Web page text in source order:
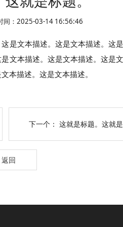
间：2025-03-14 16:56:46
文本描述。这是文本描述。这
本描述。这是文本描述。这是
本描述。这是文本描述。
下一个： 这就是标题。这就是
返回